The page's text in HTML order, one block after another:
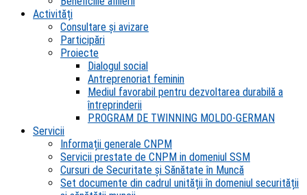
Activități
Consultare și avizare
Participări
Proiecte
Dialogul social
Antreprenoriat feminin
Mediul favorabil pentru dezvoltarea durabilă a
întreprinderii
PROGRAM DE TWINNING MOLDO-GERMAN
Servicii
Informații generale CNPM
Servicii prestate de CNPM in domeniul SSM
Cursuri de Securitate și Sănătate în Muncă
Set documente din cadrul unității în domeniul securității